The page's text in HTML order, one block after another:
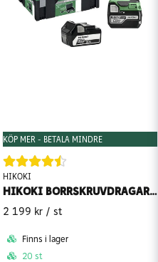
KÖP MER - BETALA MINDRE
HIKOKI
HIKOKI BORRSKRUVDRAGARE 18 V DS18DD (2x 5,0Ah batterier + laddare)
2 199 kr / st
Finns i lager
20 st